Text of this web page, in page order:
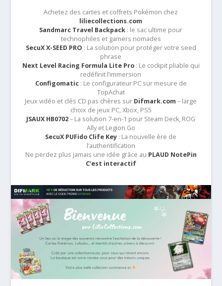
Achetez des cartes et coffrets Pokémon chez
liliecollections.com
Sandmarc Travel Backpack : le sac ultime pour
technophiles et gamers nomades
SecuX X-SEED PRO : La solution pour protéger votre seed
phrase
Next Level Racing Formula Lite Pro: Le cockpit pliable qui
redéfinit l’immersion
Configomatic: Le configurateur PC sur mesure de
TopAchat
Jeux vidéo et clés CD pas chères sur Difmark.com – large
choix de jeux PC, Xbox, PS5
JSAUX HB0702– La solution 7-en-1 pour Steam Deck, ROG
Ally et Legion Go
SecuX PUFido Clife Key : La nouvelle ère de
l’authentification
Ne perdez plus jamais une idée grâce au PLAUD NotePin
C’est interactif